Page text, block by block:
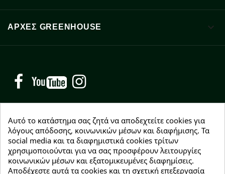
ΑΡΧΈΣ GREENHOUSE 
Facebook YouTube
NEWSLETTER
Εγγραφείτε δωρεάν και θα είστε οι πρώτοι που θα
λάβετε τα νέα μας γύρω από προσφορές, εκπτώσεις
Αυτό το κατάστημα σας ζητά να αποδεχτείτε cookies για
λόγους απόδοσης, κοινωνικών μέσων και διαφήμισης. Τα
social media και τα διαφημιστικά cookies τρίτων
χρησιμοποιούνται για να σας προσφέρουν λειτουργίες
κοινωνικών μέσων και εξατομικευμένες διαφημίσεις.
Αποδέχεστε αυτά τα cookies και τη σχετική επεξεργασία